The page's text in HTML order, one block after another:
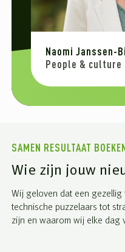
Naomi Janssen-
People & culture
SAMEN RESULTAAT
Wie zijn jouw
Wij geloven dat een gezellig
technische puzzelaars tot
zijn en waarom wij elke dag